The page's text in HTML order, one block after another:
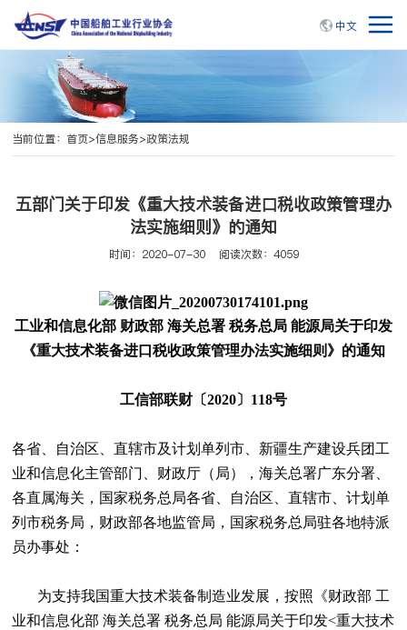
中文
当前位置： 首页>信息服务>政策法规
五部门关于印发《重大技术装备进口税收政策管理办
法实施细则》的通知
时间：2020-07-30 阅读次数：4059
工业和信息化部 财政部 海关总署 税务总局 能源局关于印发
《重大技术装备进口税收政策管理办法实施细则》的通知
工信部联财〔2020〕118号
各省、自治区、直辖市及计划单列市、新疆生产建设兵团工
业和信息化主管部门、财政厅（局），海关总署广东分署、
各直属海关，国家税务总局各省、自治区、直辖市、计划单
列市税务局，财政部各地监管局，国家税务总局驻各地特派
员办事处：
为支持我国重大技术装备制造业发展，按照《财政部 工
业和信息化部 海关总署 税务总局 能源局关于印发<重大技术